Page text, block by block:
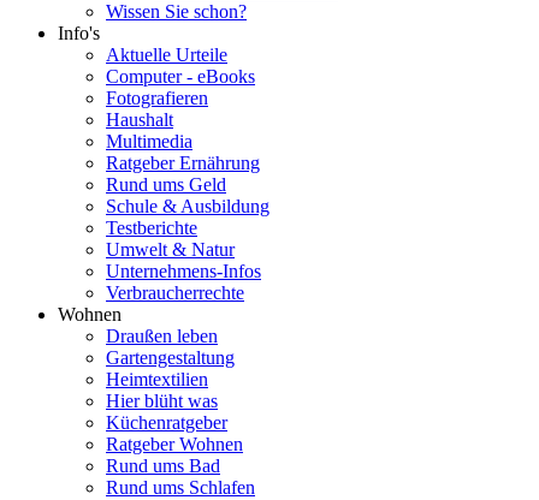
Wissen Sie schon?
Info's
Aktuelle Urteile
Computer - eBooks
Fotografieren
Haushalt
Multimedia
Ratgeber Ernährung
Rund ums Geld
Schule & Ausbildung
Testberichte
Umwelt & Natur
Unternehmens-Infos
Verbraucherrechte
Wohnen
Draußen leben
Gartengestaltung
Heimtextilien
Hier blüht was
Küchenratgeber
Ratgeber Wohnen
Rund ums Bad
Rund ums Schlafen